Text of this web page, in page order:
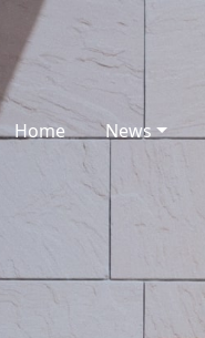
Home(current)
News